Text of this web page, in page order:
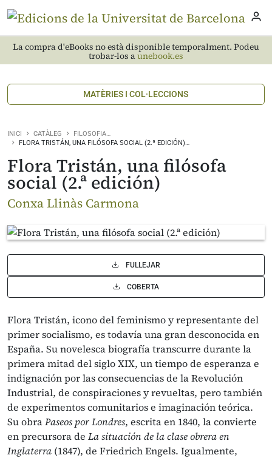
La compra d'eBooks no està disponible temporalment. Podeu
trobar-los aunebook.es
MATÈRIES I COL·LECCIONS
INICI CATÀLEG
FILOSOFIA…
FLORA TRISTÁN, UNA FILÓSOFA SOCIAL (2.ª EDICIÓN)…
Flora Tristán, una filósofa
social (2.ª edición)
Conxa Llinàs Carmona
FULLEJAR
COBERTA
Flora Tristán, icono del feminismo y representante del
primer socialismo, es todavía una gran desconocida en
España. Su novelesca biografía transcurre durante la
primera mitad del siglo XIX, un tiempo de esperanza e
indignación por las consecuencias de la Revolución
Industrial, de conspiraciones y revueltas, pero también
de experimentos comunitarios e imaginación teórica.
Su obraPaseos por Londres, escrita en 1840, la convierte
en precursora de La situación de la clase obrera en
Inglaterra (1847), de Friedrich Engels. Igualmente,